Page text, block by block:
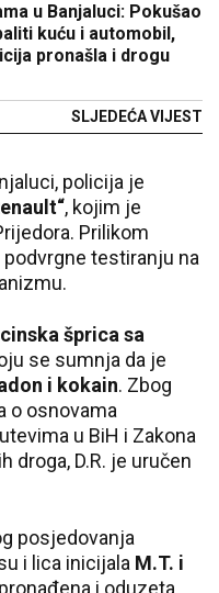
u Banjaluci: Pokušao
kuću i automobil,
pronašla i drogu
SLJEDEĆA VIJEST
policija je
, kojim je
Prilikom
testiranju na
šprica sa
se sumnja da je
i kokain. Zbog
o osnovama
u BiH i Zakona
droga, D.R. je uručen
posjedovanja
i lica inicijala M.T. i
i oduzeta